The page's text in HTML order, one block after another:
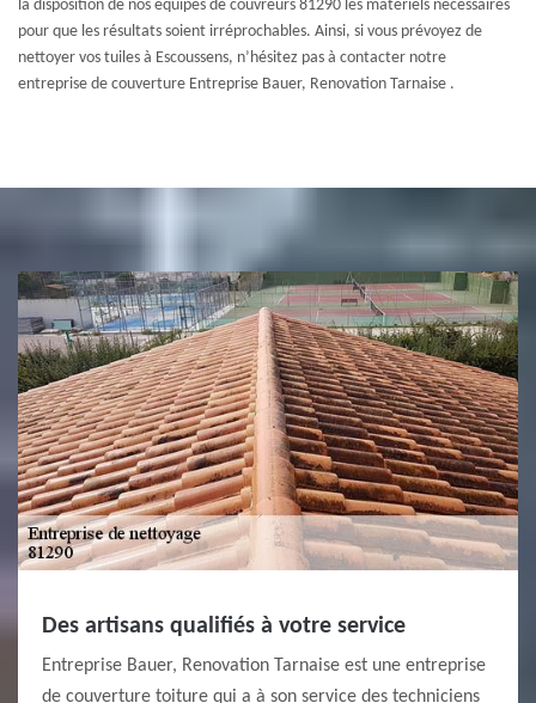
la disposition de nos équipes de couvreurs 81290 les matériels nécessaires
pour que les résultats soient irréprochables. Ainsi, si vous prévoyez de
nettoyer vos tuiles à Escoussens, n’hésitez pas à contacter notre
entreprise de couverture Entreprise Bauer, Renovation Tarnaise .
Des artisans qualifiés à votre service
Entreprise Bauer, Renovation Tarnaise est une entreprise
de couverture toiture qui a à son service des techniciens